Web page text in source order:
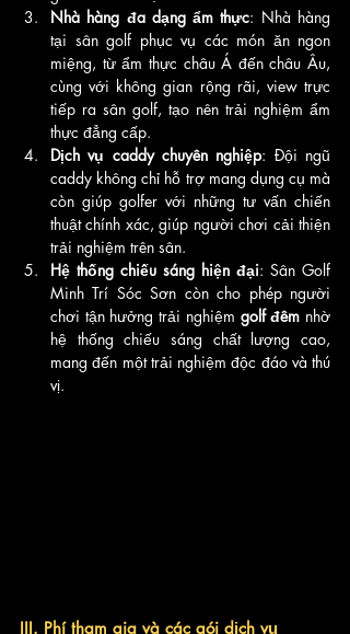
Nhà hàng đa dạng ẩm thực: Nhà hàng
tại sân golf phục vụ các món ăn ngon
miệng, từ ẩm thực châu Á đến châu Âu,
cùng với không gian rộng rãi, view trực
tiếp ra sân golf, tạo nên trải nghiệm ẩm
thực đẳng cấp.
Dịch vụ caddy chuyên nghiệp: Đội ngũ
caddy không chỉ hỗ trợ mang dụng cụ mà
còn giúp golfer với những tư vấn chiến
thuật chính xác, giúp người chơi cải thiện
trải nghiệm trên sân.
Hệ thống chiếu sáng hiện đại: Sân Golf
Minh Trí Sóc Sơn còn cho phép người
chơi tận hưởng trải nghiệm golf đêm nhờ
hệ thống chiếu sáng chất lượng cao,
mang đến một trải nghiệm độc đáo và thú
vị.
III. Phí tham gia và các gói dịch vụ